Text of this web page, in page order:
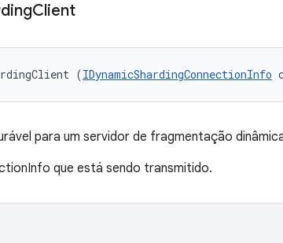
Client
(IDynamicShardingConnectionInfo
para um servidor de fragmentação
que está sendo transmitido.